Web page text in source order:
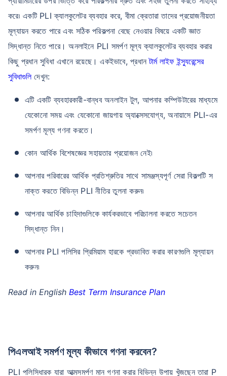
করে৷ একটি PLI ক্যালকুলেটর ব্যবহার করে, বীমা ক্রেতারা তাদের প্রয়োজনীয়তা
মূল্যায়ন করতে পারে এবং সঠিক পরিকল্পনা বেছে নেওয়ার বিষয়ে একটি জ্ঞাত
সিদ্ধান্ত নিতে পারে। অনলাইনে PLI সমর্পণ মূল্য ক্যালকুলেটর ব্যবহার করার
কিছু প্রধান সুবিধা এখানে রয়েছে। একইভাবে, প্রধানটার্ম লাইফ ইন্স্যুরেন্সের
সুবিধাগুলিদেখুন:
এটি একটি ব্যবহারকারী-বান্ধব অনলাইন টুল, আপনার কম্পিউটারের মাধ্যমে
যেকোনো সময় এবং যেকোনো জায়গায় অ্যাক্সেসযোগ্য, অনায়াসে PLI-এর
সমর্পণ মূল্য গণনা করতে।
কোন আর্থিক বিশেষজ্ঞের সহায়তার প্রয়োজন নেই৷
আপনার পরিবারের আর্থিক প্রতিশ্রুতির সাথে সামঞ্জস্যপূর্ণ সেরা বিকল্পটি স
নাক্ত করতে বিভিন্ন PLI নীতির তুলনা করুন৷
আপনার আর্থিক চাহিদাগুলিকে কার্যকরভাবে পরিচালনা করতে সচেতন
সিদ্ধান্ত নিন।
আপনার PLI পলিসির প্রিমিয়াম হারকে প্রভাবিত করার কারণগুলি মূল্যায়ন
করুন৷
Read in English Best Term Insurance Plan
পিএলআই সমর্পণ মূল্য কীভাবে গণনা করবেন?
PLI পলিসিধারক যারা আত্মসমর্পণ মান গণনা করার বিভিন্ন উপায় খুঁজছেন তারা P